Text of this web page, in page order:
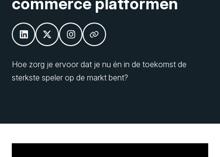
Hoe zorg je ervoor dat je nu én in de toekomst de
sterkste speler op de markt bent?